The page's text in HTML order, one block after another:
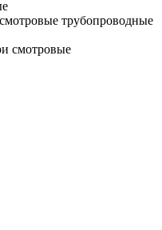
трубопроводные